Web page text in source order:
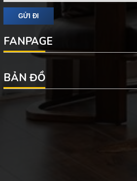
FANPAGE
BẢN ĐỒ